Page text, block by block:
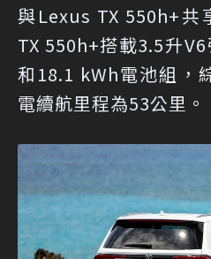
與Lexus TX 550h+
TX 550h+搭載3.5升
和18.1 kWh電池組，
電續航里程為53公里。